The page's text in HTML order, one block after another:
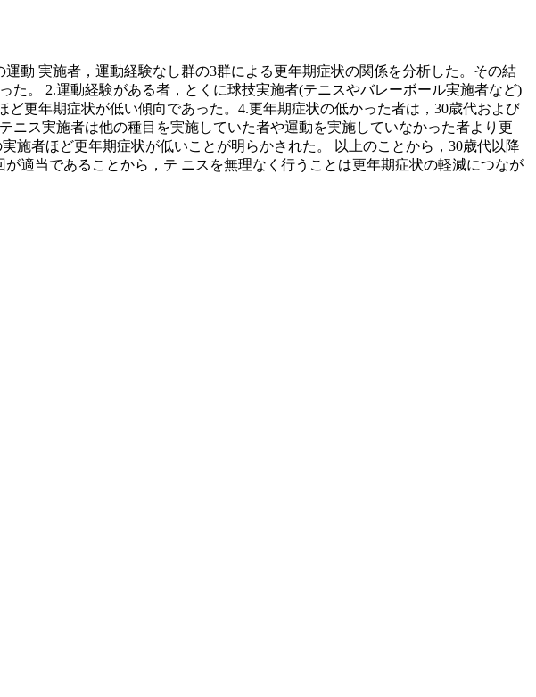
動 実施者，運動経験なし群の3群による更年期症状の関係を分析した。その結
。 2.運動経験がある者，とくに球技実施者(テニスやバレーボール実施者など)
ど更年期症状が低い傾向であった。4.更年期症状の低かった者は，30歳代および
ニス実施者は他の種目を実施していた者や運動を実施していなかった者より更
施者ほど更年期症状が低いことが明らかされた。 以上のことから，30歳代以降
適当であることから，テ ニスを無理なく行うことは更年期症状の軽減につなが